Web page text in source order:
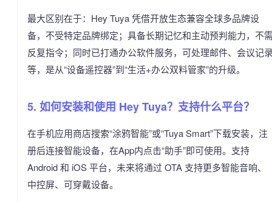
最大区别在于：Hey Tuya 凭借开放生态兼容全球多品牌设
备，不受特定品牌绑定；具备长期记忆和主动预判能力，不
反复指令；同时已打通办公软件服务，可处理邮件、会议记
等，是从“设备遥控器”到“生活+办公双料管家”的升级。
5. 如何安装和使用 Hey Tuya？支持什么平台？
在手机应用商店搜索“涂鸦智能”或“Tuya Smart”下载安装，注
册后连接智能设备，在App内点击“助手”即可使用。支持
Android 和 iOS 平台，未来将通过 OTA 支持更多智能音响、
中控屏、可穿戴设备。